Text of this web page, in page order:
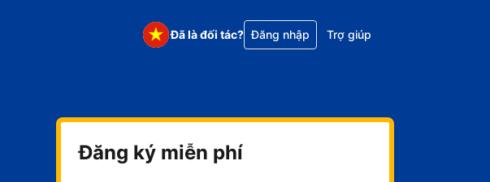
Đã là đối tác? Đăng nhập Trợ giúp
Đăng ký miễn phí